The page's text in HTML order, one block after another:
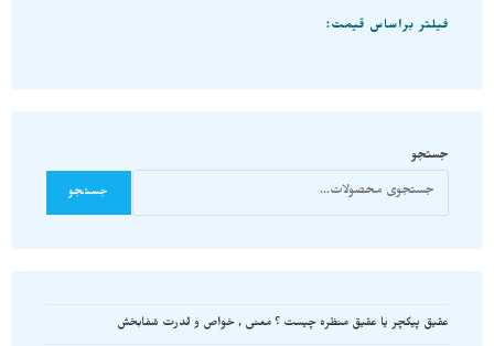
فیلتر براساس قیمت:
جستجو
جستجو
عقیق پیکچر یا عقیق منظره چیست ؟ معنی , خواص و قدرت شفابخش